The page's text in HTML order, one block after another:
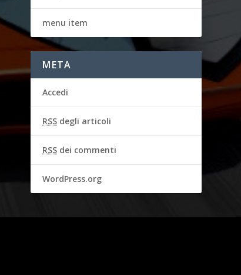
menu item
META
Accedi
RSS degli articoli
RSS dei commenti
WordPress.org